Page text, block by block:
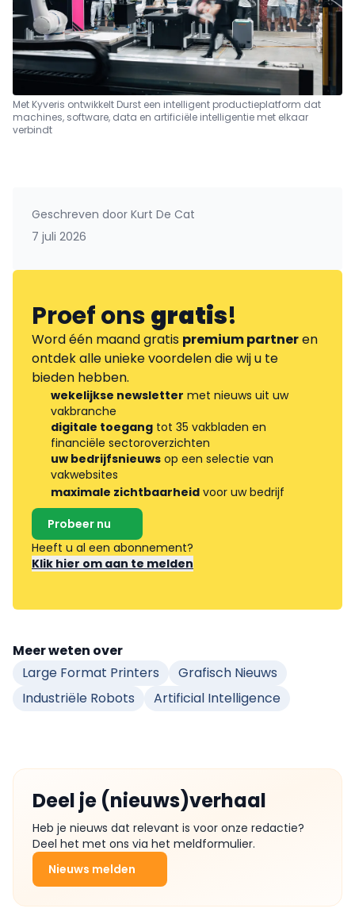
Met Kyveris ontwikkelt Durst een intelligent productieplatform dat
machines, software, data en artificiële intelligentie met elkaar
verbindt
Geschreven door Kurt De Cat
7 juli 2026
Proef onsgratis!
Word één maand gratis premium partneren
ontdek alle unieke voordelen die wij u te
bieden hebben.
wekelijkse newsletter met nieuws uit uw
vakbranche
digitale toegang tot 35 vakbladen en
financiële sectoroverzichten
uw bedrijfsnieuws op een selectie van
vakwebsites
maximale zichtbaarheid voor uw bedrijf
Probeer nu
Heeft u al een abonnement?
Klik hier om aan te melden
Meer weten over
Large Format Printers
Grafisch Nieuws
Industriële Robots
Artificial Intelligence
Deel je (nieuws)verhaal
Heb je nieuws dat relevant is voor onze redactie?
Deel het met ons via het meldformulier.
Nieuws melden